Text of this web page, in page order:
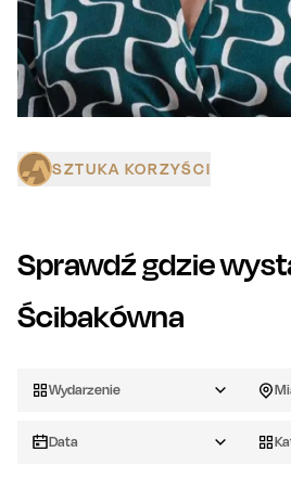
SZTUKA KORZYŚCI
Sprawdź gdzie
Ścibakówna
Wydarzenie
Data